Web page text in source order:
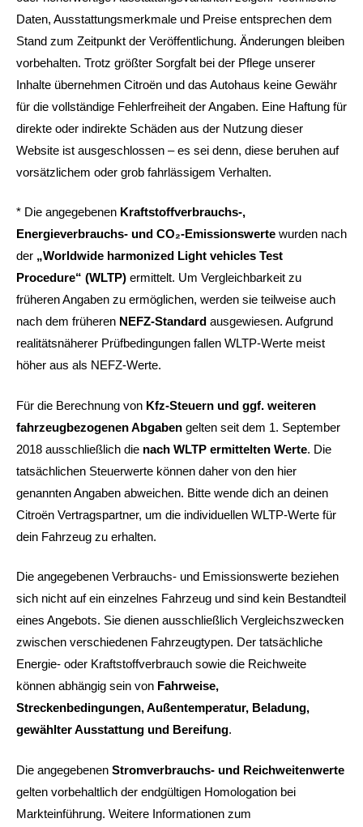
Daten, Ausstattungsmerkmale und Preise entsprechen dem
Stand zum Zeitpunkt der Veröffentlichung. Änderungen bleiben
vorbehalten. Trotz größter Sorgfalt bei der Pflege unserer
Inhalte übernehmen Citroën und das Autohaus keine Gewähr
für die vollständige Fehlerfreiheit der Angaben. Eine Haftung für
direkte oder indirekte Schäden aus der Nutzung dieser
Website ist ausgeschlossen – es sei denn, diese beruhen auf
vorsätzlichem oder grob fahrlässigem Verhalten.
* Die angegebenen Kraftstoffverbrauchs-,
Energieverbrauchs- und CO₂-Emissionswerte wurden nach
der „Worldwide harmonized Light vehicles Test
Procedure“ (WLTP) ermittelt. Um Vergleichbarkeit zu
früheren Angaben zu ermöglichen, werden sie teilweise auch
nach dem früheren NEFZ-Standard ausgewiesen. Aufgrund
realitätsnäherer Prüfbedingungen fallen WLTP-Werte meist
höher aus als NEFZ-Werte.
Für die Berechnung von Kfz-Steuern und ggf. weiteren
fahrzeugbezogenen Abgaben gelten seit dem 1. September
2018 ausschließlich die nach WLTP ermittelten Werte. Die
tatsächlichen Steuerwerte können daher von den hier
genannten Angaben abweichen. Bitte wende dich an deinen
Citroën Vertragspartner, um die individuellen WLTP-Werte für
dein Fahrzeug zu erhalten.
Die angegebenen Verbrauchs- und Emissionswerte beziehen
sich nicht auf ein einzelnes Fahrzeug und sind kein Bestandteil
eines Angebots. Sie dienen ausschließlich Vergleichszwecken
zwischen verschiedenen Fahrzeugtypen. Der tatsächliche
Energie- oder Kraftstoffverbrauch sowie die Reichweite
können abhängig sein von Fahrweise,
Streckenbedingungen, Außentemperatur, Beladung,
gewählter Ausstattung und Bereifung.
Die angegebenen Stromverbrauchs- und Reichweitenwerte
gelten vorbehaltlich der endgültigen Homologation bei
Markteinführung. Weitere Informationen zum